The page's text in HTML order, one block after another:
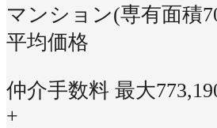
マンション(専有面積
平均価格
仲介手数料 最大
+